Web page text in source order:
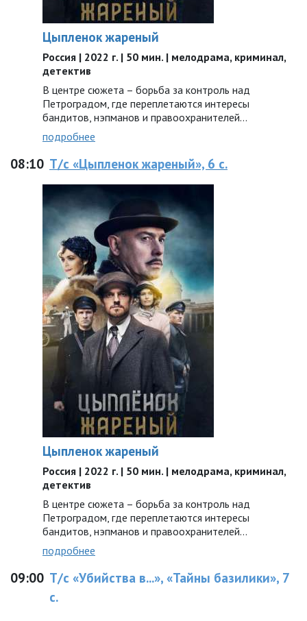
Цыпленок жареный
Россия | 2022 г. | 50 мин. | мелодрама, криминал,
детектив
В центре сюжета – борьба за контроль над
Петроградом, где переплетаются интересы
бандитов, нэпманов и правоохранителей…
подробнее
08:10 Т/с «Цыпленок жареный», 6 с.
Цыпленок жареный
Россия | 2022 г. | 50 мин. | мелодрама, криминал,
детектив
В центре сюжета – борьба за контроль над
Петроградом, где переплетаются интересы
бандитов, нэпманов и правоохранителей…
подробнее
09:00 Т/с «Убийства в...», «Тайны базилики», 7
с.